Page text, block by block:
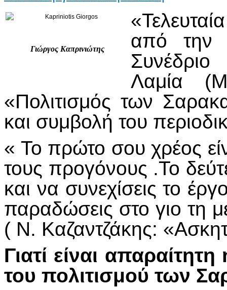
Γιώργος Καπρινιώτης
από την
Λαμία
«Πολιτισμός των
και συμβολή του
« Το πρώτο σου χρέος
τους προγόνους .Το
και να συνεχίσεις το
παραδώσεις στο γιο τη
( Ν. Καζαντζάκης:
Γιατί είναι
του πολιτισμού των